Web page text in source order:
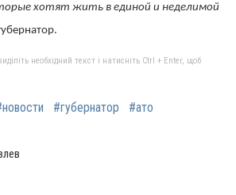
хотят жить в единой и неделимой
необхідний текст і натисніть Ctrl + Enter, щоб
#губернатор #ато